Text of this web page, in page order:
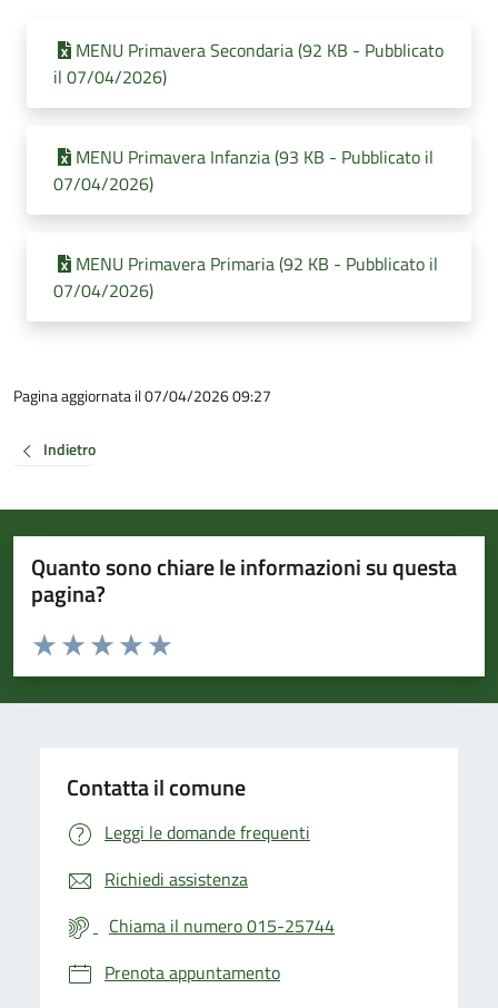
MENU Primavera Secondaria (92 KB - Pubblicato
il 07/04/2026)
MENU Primavera Infanzia (93 KB - Pubblicato il
07/04/2026)
MENU Primavera Primaria (92 KB - Pubblicato il
07/04/2026)
Pagina aggiornata il 07/04/2026 09:27
Indietro
Quanto sono chiare le informazioni su questa
pagina?
Valuta da 1 a 5 stelle la pagina
Valuta 5 stelle su 5
Valuta 4 stelle su 5
Valuta 3 stelle su 5
Valuta 2 stelle su 5
Valuta 1 stelle su 5
Contatta il comune
Leggi le domande frequenti
Richiedi assistenza
Chiama il numero 015-25744
Prenota appuntamento